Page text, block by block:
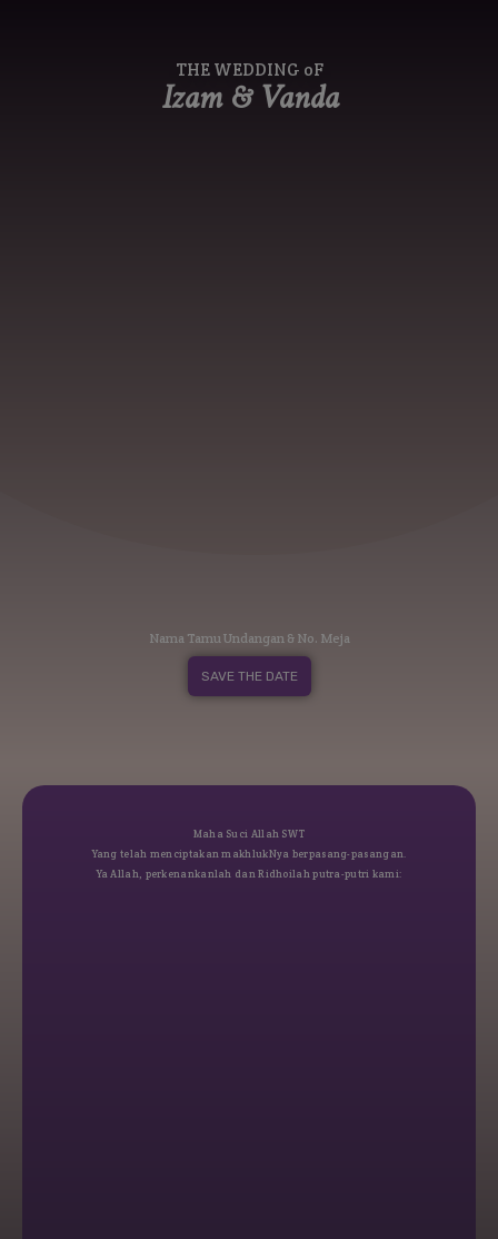
THE WEDDING oF
Izam & Vanda
Nama Tamu Undangan & No. Meja
SAVE THE DATE
Maha Suci Allah SWT
Yang telah menciptakan makhlukNya berpasang-pasangan.
Ya Allah, perkenankanlah dan Ridhoilah putra-putri kami: